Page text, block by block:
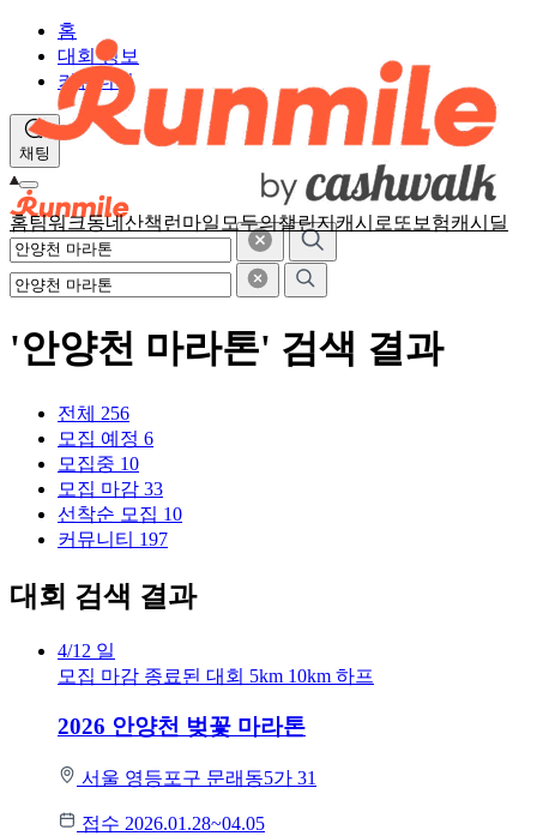
홈팀워크동네산책 런마일 모두의챌린지캐시로또 보험캐시딜
홈
대회 정보
커뮤니티
채팅
'안양천 마라톤' 검색 결과
전체 256
모집 예정 6
모집중 10
모집 마감 33
선착순 모집 10
커뮤니티 197
대회 검색 결과
4/12 일
모집 마감 종료된 대회 5km 10km 하프
2026 안양천 벚꽃 마라톤
서울 영등포구 문래동5가 31
접수 2026.01.28~04.05